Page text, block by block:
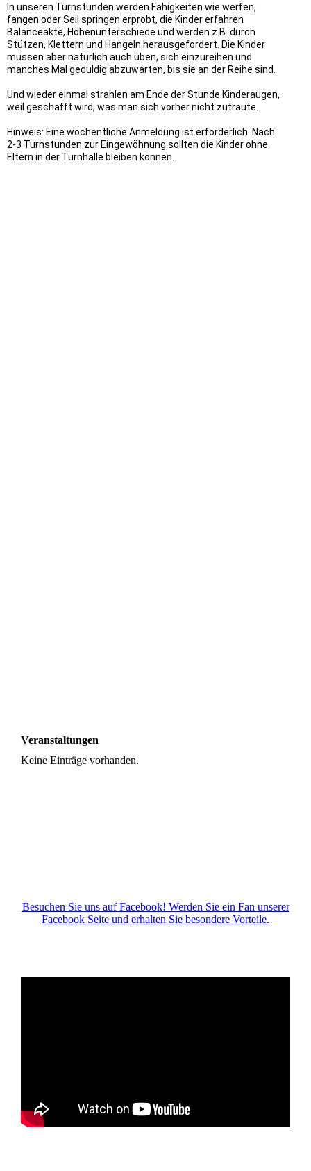
In unseren Turnstunden werden Fähigkeiten wie werfen,
fangen oder Seil springen erprobt, die Kinder erfahren
Balanceakte, Höhenunterschiede und werden z.B. durch
Stützen, Klettern und Hangeln herausgefordert. Die Kinder
müssen aber natürlich auch üben, sich einzureihen und
manches Mal geduldig abzuwarten, bis sie an der Reihe sind.
Und wieder einmal strahlen am Ende der Stunde Kinderaugen,
weil geschafft wird, was man sich vorher nicht zutraute.
Hinweis: Eine wöchentliche Anmeldung ist erforderlich. Nach
2-3 Turnstunden zur Eingewöhnung sollten die Kinder ohne
Eltern in der Turnhalle bleiben können.
Veranstaltungen
Keine Einträge vorhanden.
Besuchen Sie uns auf Facebook! Werden Sie ein Fan unserer
Facebook Seite und erhalten Sie besondere Vorteile.